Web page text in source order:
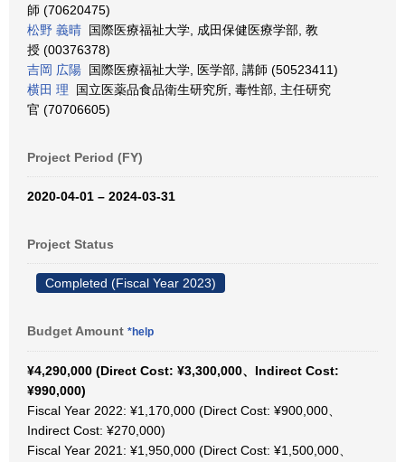
師 (70620475)
松野 義晴 国際医療福祉大学, 成田保健医療学部, 教
授 (00376378)
吉岡 広陽 国際医療福祉大学, 医学部, 講師 (50523411)
横田 理 国立医薬品食品衛生研究所, 毒性部, 主任研究
官 (70706605)
Project Period (FY)
2020-04-01 – 2024-03-31
Project Status
Completed (Fiscal Year 2023)
Budget Amount *help
¥4,290,000 (Direct Cost: ¥3,300,000、Indirect Cost:
¥990,000)
Fiscal Year 2022: ¥1,170,000 (Direct Cost: ¥900,000、
Indirect Cost: ¥270,000)
Fiscal Year 2021: ¥1,950,000 (Direct Cost: ¥1,500,000、